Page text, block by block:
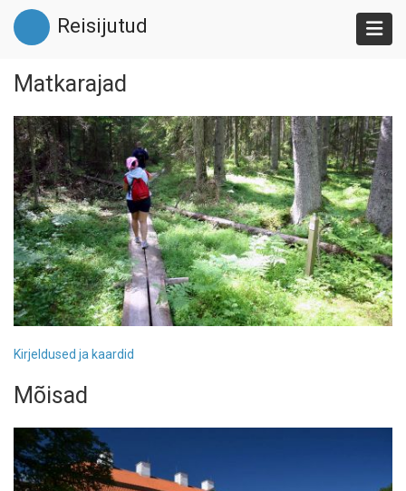
Liigu
edasi
põhisisu
Reisijutud
Matkarajad
Kirjeldused ja kaardid
Mõisad